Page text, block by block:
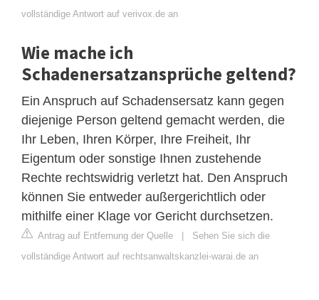
vollständige Antwort auf verivox.de an
Wie mache ich
Schadenersatzansprüche geltend?
Ein Anspruch auf Schadensersatz kann gegen
diejenige Person geltend gemacht werden, die
Ihr Leben, Ihren Körper, Ihre Freiheit, Ihr
Eigentum oder sonstige Ihnen zustehende
Rechte rechtswidrig verletzt hat. Den Anspruch
können Sie entweder außergerichtlich oder
mithilfe einer Klage vor Gericht durchsetzen.
Antrag auf Entfernung der Quelle | Sehen Sie sich die
vollständige Antwort auf rechtsanwaltskanzlei-warai.de an